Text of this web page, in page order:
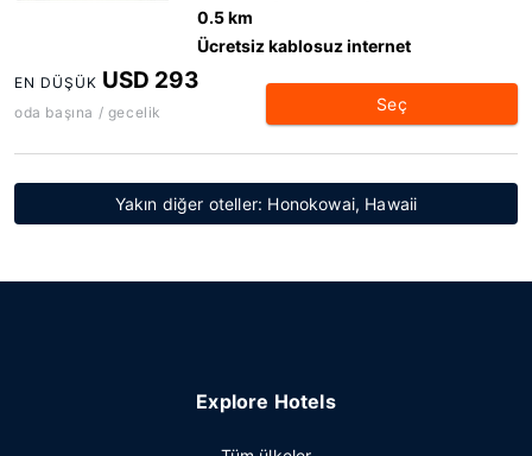
0.5 km
Ücretsiz kablosuz internet
EN DÜŞÜK USD 293
oda başına / gecelik Seç
Yakın diğer oteller: Honokowai, Hawaii
Explore Hotels